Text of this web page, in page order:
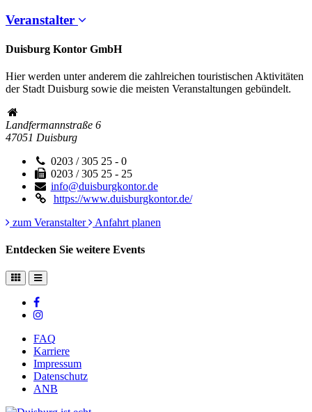
Veranstalter
Duisburg Kontor GmbH
Hier werden unter anderem die zahlreichen touristischen Aktivitäten
der Stadt Duisburg sowie die meisten Veranstaltungen gebündelt.
Landfermannstraße 6
47051 Duisburg
0203 / 305 25 - 0
0203 / 305 25 - 25
info@duisburgkontor.de
https://www.duisburgkontor.de/
zum Veranstalter
Anfahrt planen
Entdecken Sie weitere Events
FAQ
Karriere
Impressum
Datenschutz
ANB